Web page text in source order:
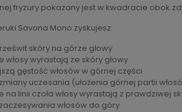
fryzury pokazany jest w kwadracie obok
Savona Mono zyskujesz:
skóry na górze głowy
włosy wyrastają ze skóry głowy
gęstość włosów w górnej części
uczesania (ułożenia górnej partii
na linii czoła włosy wyrastają z prawdziwej
włosów do góry